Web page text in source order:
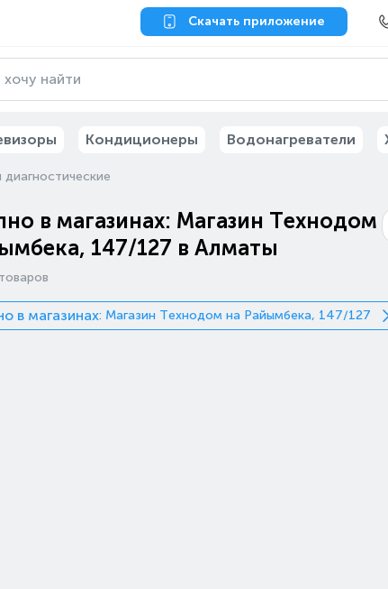
Скачать приложение
Кондиционеры Водонагреватели
диагностические
в магазинах: Магазин Технодом
147/127 в Алматы
в магазинах: Магазин Технодом на Райымбека, 147/127